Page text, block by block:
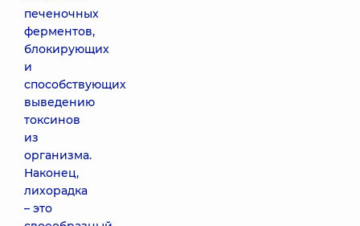
печеночных
ферментов,
блокирующих
и
способствующих
выведению
токсинов
из
организма.
Наконец,
лихорадка
– это